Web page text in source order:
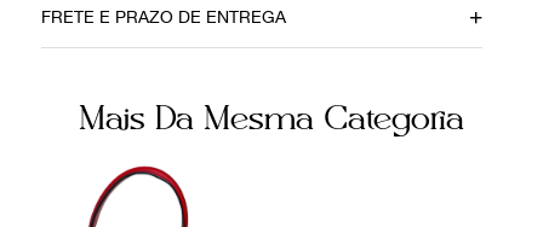
Pequeno 17 cm
Ainda com dúvidas sobre as medidas? Fale com a nossa
FRETE E PRAZO DE ENTREGA
Mais Da Mesma Categoria